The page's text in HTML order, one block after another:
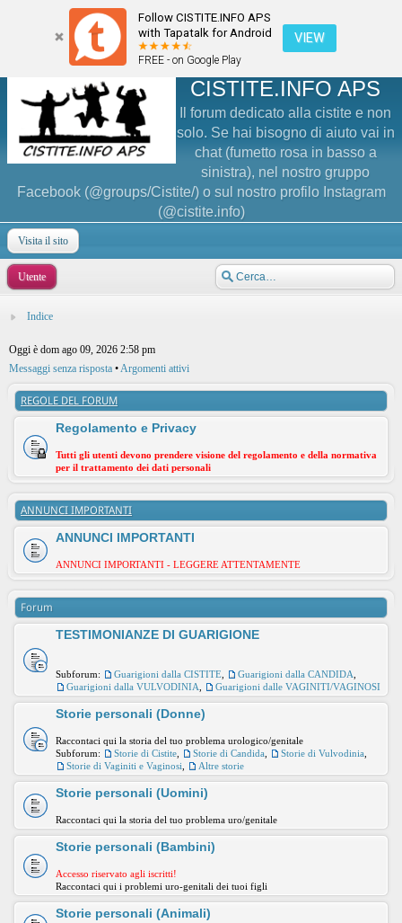
Follow CISTITE.INFO APS
with Tapatalk for Android
FREE - on Google Play
VIEW
CISTITE.INFO APS
Il forum dedicato alla cistite e non
solo. Se hai bisogno di aiuto vai in
chat (fumetto rosa in basso a
sinistra), nel nostro gruppo
Facebook (@groups/Cistite/) o sul nostro profilo Instagram
(@cistite.info)
Visita il sito
Utente
Indice
Oggi è dom ago 09, 2026 2:58 pm
Messaggi senza risposta •Argomenti attivi
REGOLE DEL FORUM
Regolamento e Privacy
Tutti gli utenti devono prendere visione del regolamento e della normativa
per il trattamento dei dati personali
ANNUNCI IMPORTANTI
ANNUNCI IMPORTANTI
ANNUNCI IMPORTANTI - LEGGERE ATTENTAMENTE
Forum
TESTIMONIANZE DI GUARIGIONE
Subforum: Guarigioni dalla CISTITE Guarigioni dalla CANDIDA
Guarigioni dalla VULVODINIA
Guarigioni dalle VAGINITI/VAGINOSI
Storie personali (Donne)
Raccontaci qui la storia del tuo problema urologico/genitale
Subforum:
Storie di Cistite Storie di Candida Storie di Vulvodinia
Storie di Vaginiti e Vaginosi
Altre storie
Storie personali (Uomini)
Raccontaci qui la storia del tuo problema uro/genitale
Storie personali (Bambini)
Accesso riservato agli iscritti!
Raccontaci qui i problemi uro-genitali dei tuoi figli
Storie personali (Animali)